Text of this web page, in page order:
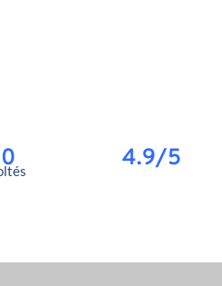
4.9/5